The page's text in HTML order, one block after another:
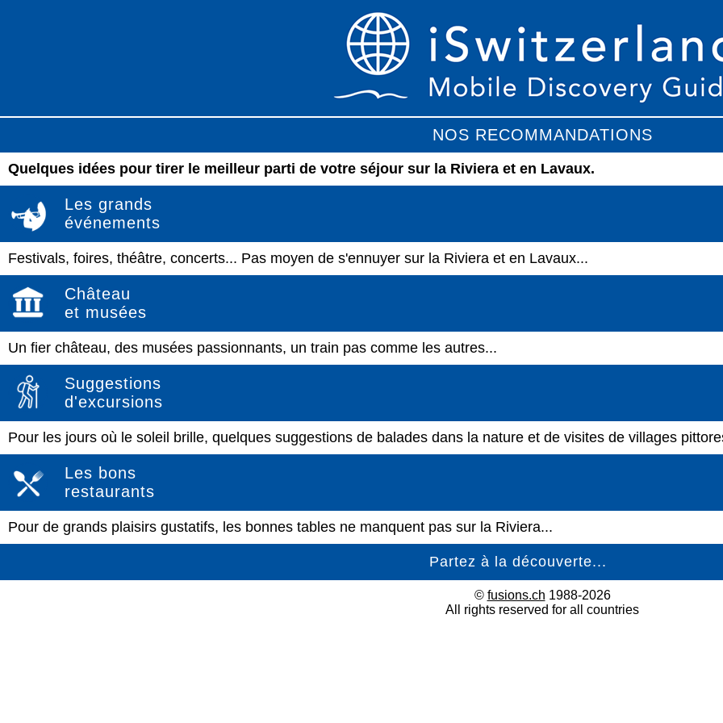
NOS RECOMMANDATIONS
Quelques idées pour tirer le meilleur parti de votre séjour sur la Riviera et en Lavaux.
Les grands
événements
Festivals, foires, théâtre, concerts... Pas moyen de s'ennuyer sur la Riviera et en Lavaux...
Château
et musées
Un fier château, des musées passionnants, un train pas comme les autres...
Suggestions
d'excursions
Pour les jours où le soleil brille, quelques suggestions de balades dans la nature et de visites de villages
Les bons
restaurants
Pour de grands plaisirs gustatifs, les bonnes tables ne manquent pas sur la Riviera...
© fusions.ch 1988-2026
All rights reserved for all countries